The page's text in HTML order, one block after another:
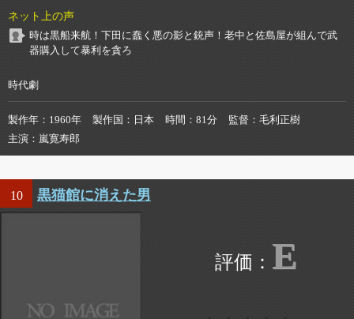
ネット上の声
時は黒船来航！下田に蠢く悪の影と銃声！老中と佐島屋が組んで武
器購入して暴利を貪ろ
時代劇
製作年 1960年 製作国 日本 時間 81分 監督
毛利正樹
主演
嵐寛寿郎
10 黒猫館に消えた男
E